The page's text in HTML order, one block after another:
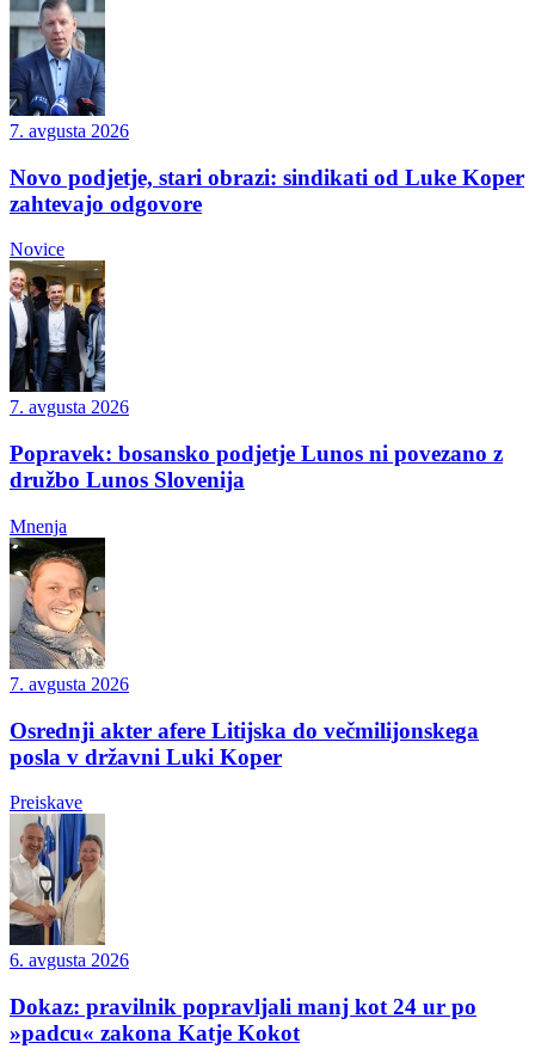
7. avgusta 2026
Novo podjetje, stari obrazi: sindikati od Luke Koper
zahtevajo odgovore
Novice
7. avgusta 2026
Popravek: bosansko podjetje Lunos ni povezano z
družbo Lunos Slovenija
Mnenja
7. avgusta 2026
Osrednji akter afere Litijska do večmilijonskega
posla v državni Luki Koper
Preiskave
6. avgusta 2026
Dokaz: pravilnik popravljali manj kot 24 ur po
»padcu« zakona Katje Kokot